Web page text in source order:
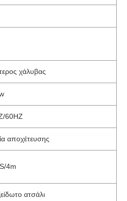
χάλυβας
60HZ
αποχέτευσης
4m
ατσάλι